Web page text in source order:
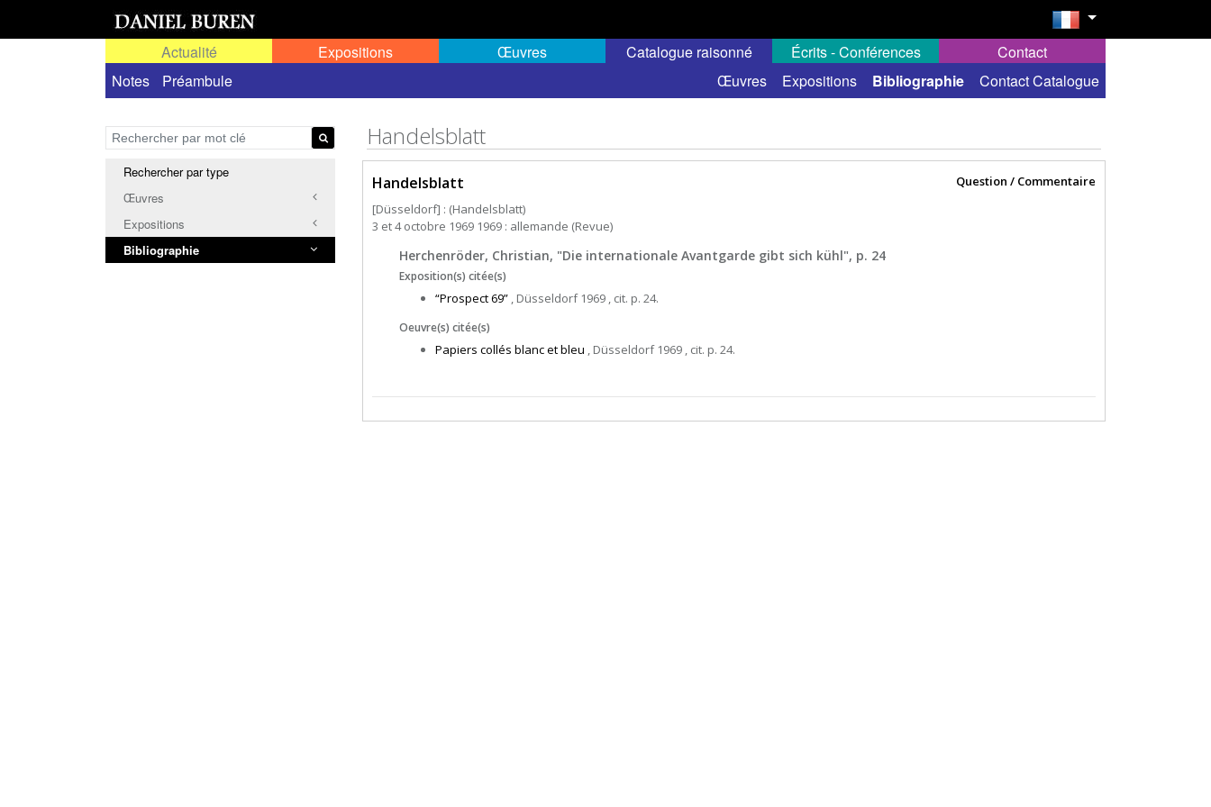
Actualité Expositions Œuvres
Catalogue raisonné
Notes
Préambule Œuvres Expositions Bibliographie Contact Catalogue
Écrits - Conférences Contact
Rechercher par type
Œuvres
Expositions
Bibliographie
Handelsblatt
Handelsblatt
Question / Commentaire
[Düsseldorf] : (Handelsblatt)
3 et 4 octobre 1969 1969 : allemande (Revue)
Herchenröder, Christian, "Die internationale Avantgarde gibt sich kühl", p. 24
Exposition(s) citée(s)
“Prospect 69” , Düsseldorf 1969 , cit. p. 24.
Oeuvre(s) citée(s)
Papiers collés blanc et bleu , Düsseldorf 1969 , cit. p. 24.